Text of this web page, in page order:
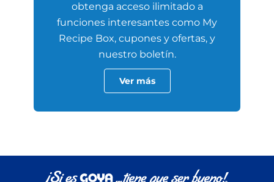
obtenga acceso ilimitado a
funciones interesantes como My
Recipe Box, cupones y ofertas, y
nuestro boletín.
Ver más